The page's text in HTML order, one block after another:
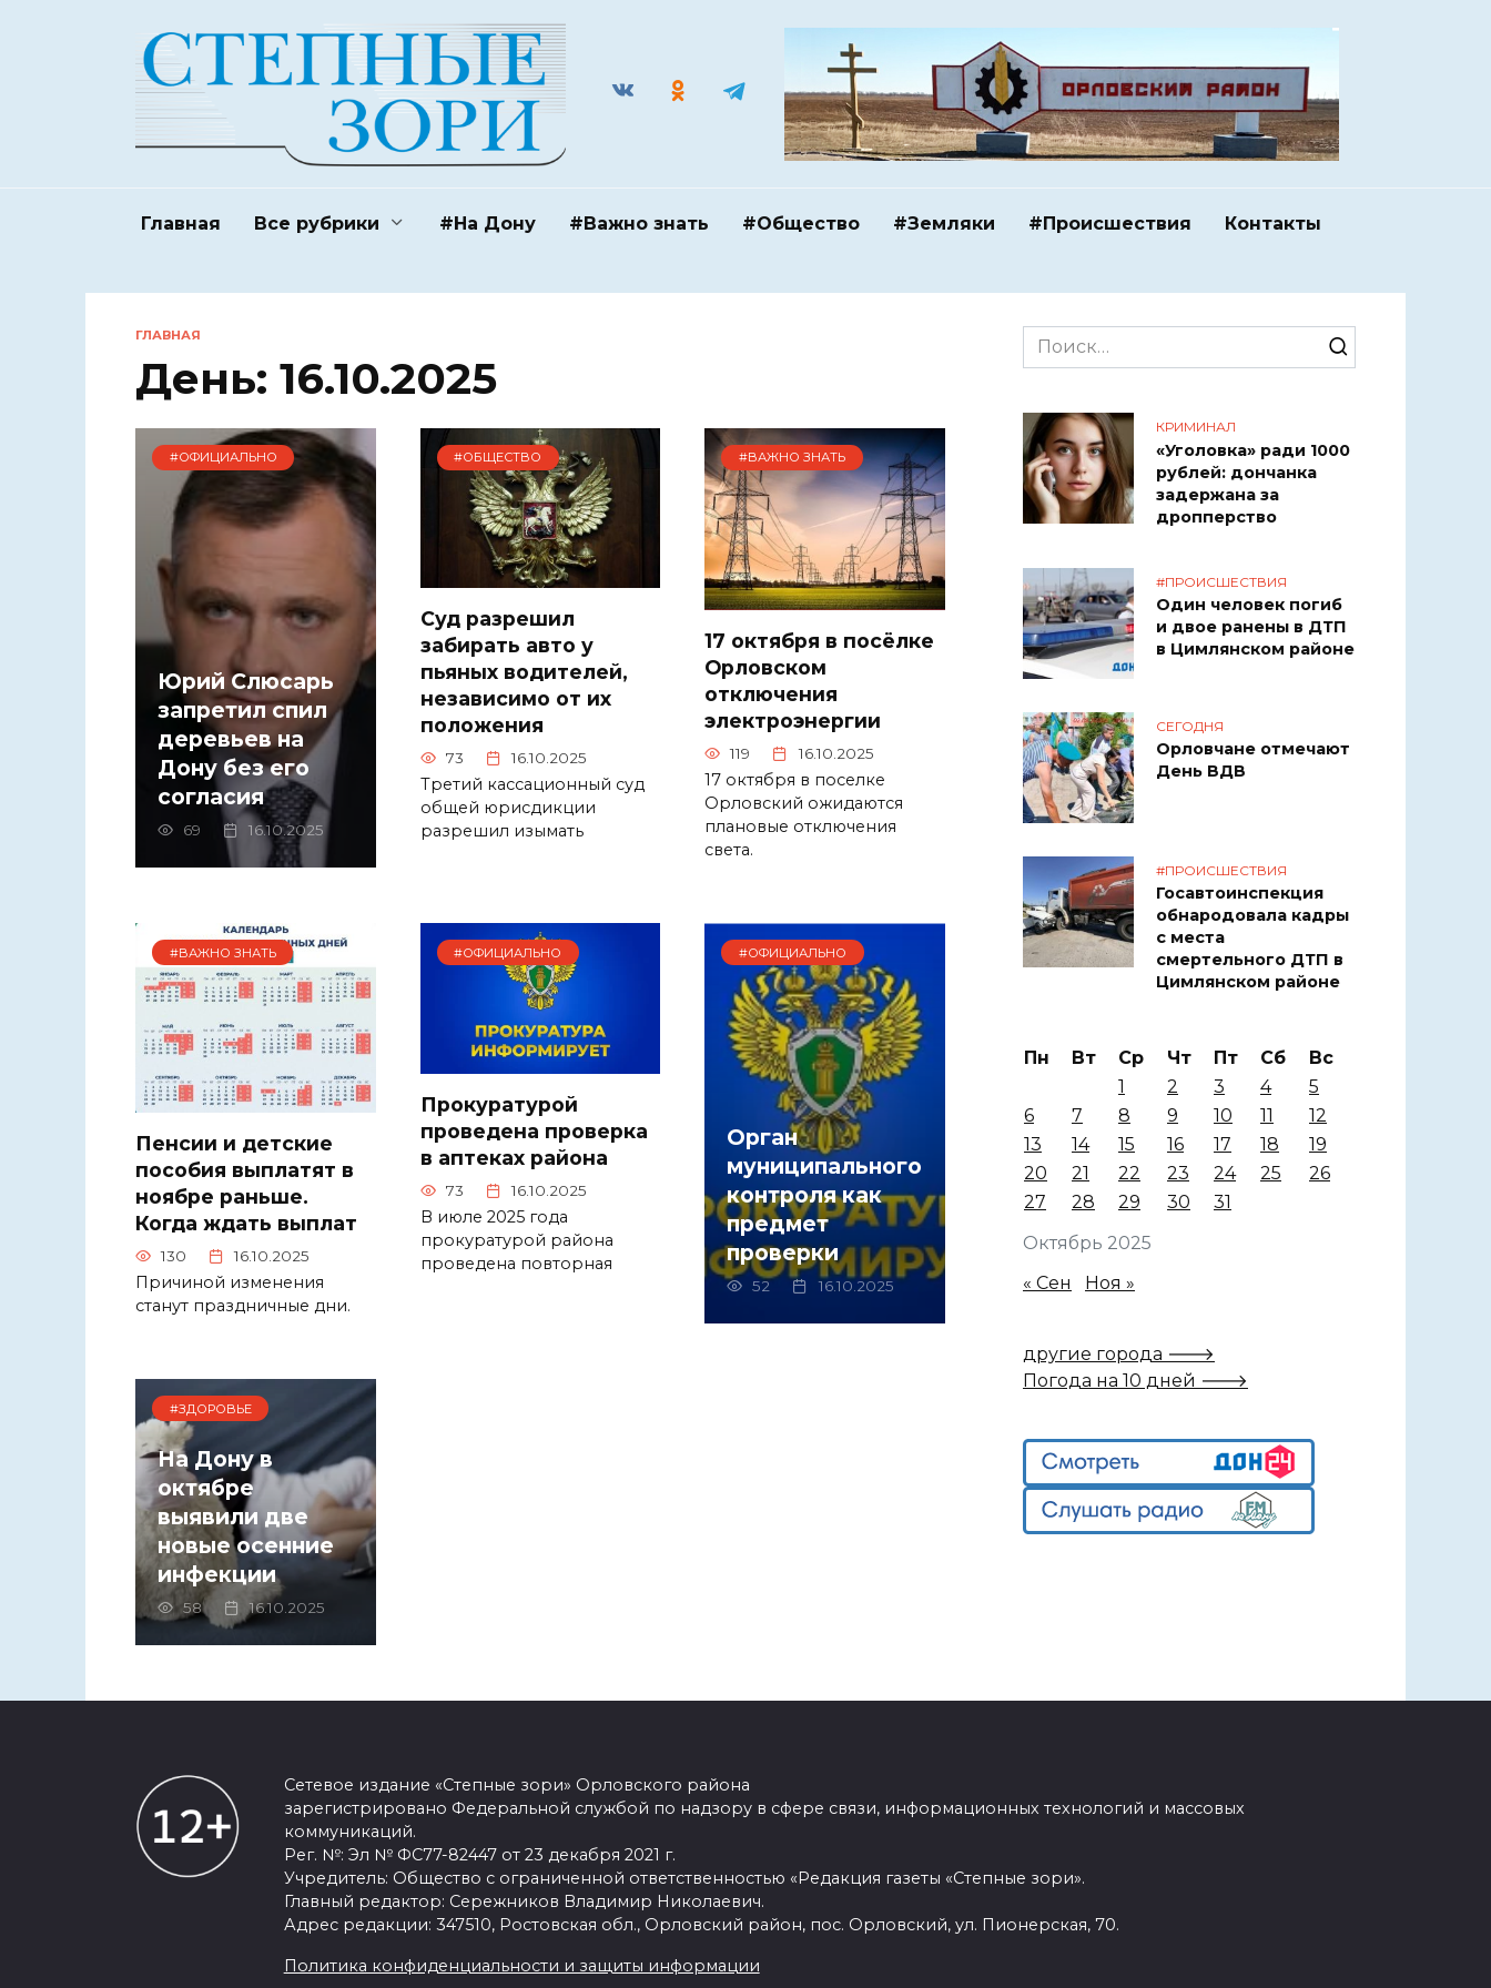
Главная Все рубрики #На Дону #Важно знать #Общество #Земляки #Происшествия Контакты
ГЛАВНАЯ
День: 16.10.2025
#ОФИЦИАЛЬНО
Юрий Слюсарь
запретил спил
деревьев на
Дону без его
согласия
69 16.10.2025
#ОБЩЕСТВО
Суд разрешил
забирать авто у
пьяных водителей,
независимо от их
положения
73 16.10.2025
Третий кассационный суд
общей юрисдикции
разрешил изымать
#ВАЖНО ЗНАТЬ
17 октября в посёлке
Орловском
отключения
электроэнергии
119 16.10.2025
17 октября в поселке
Орловский ожидаются
плановые отключения
света.
#ВАЖНО ЗНАТЬ
Пенсии и детские
пособия выплатят в
ноябре раньше.
Когда ждать выплат
130 16.10.2025
Причиной изменения
станут праздничные дни.
#ОФИЦИАЛЬНО
Прокуратурой
проведена проверка
в аптеках района
73 16.10.2025
В июле 2025 года
прокуратурой района
проведена повторная
#ОФИЦИАЛЬНО
Орган
муниципального
контроля как
предмет
проверки
52 16.10.2025
#ЗДОРОВЬЕ
На Дону в
октябре
выявили две
новые осенние
инфекции
58 16.10.2025
Search
for:
КРИМИНАЛ
«Уголовка» ради 1000
рублей: дончанка
задержана за
дропперство
#ПРОИСШЕСТВИЯ
Один человек погиб
и двое ранены в ДТП
в Цимлянском районе
СЕГОДНЯ
Орловчане отмечают
День ВДВ
#ПРОИСШЕСТВИЯ
Госавтоинспекция
обнародовала кадры
с места
смертельного ДТП в
Цимлянском районе
Октябрь 2025
Пн Вт Ср Чт Пт Сб
Вс
1
2 3 4
5
6
7 8 9 10 11
12
13
14 15 16 17 18
19
20
21 22 23 24 25
26
27
28 29 30 31
« Сен Ноя »
другие города 🡒
Погода на 10 дней 🡒
Сетевое издание «Степные зори» Орловского района
зарегистрировано Федеральной службой по надзору в сфере связи, информационных технологий и массовых
коммуникаций.
Рег. №: Эл № ФС77-82447 от 23 декабря 2021 г.
Учредитель: Общество с ограниченной ответственностью «Редакция газеты «Степные зори».
Главный редактор: Сережников Владимир Николаевич.
Адрес редакции: 347510, Ростовская обл., Орловский район, пос. Орловский, ул. Пионерская, 70.
Политика конфиденциальности и защиты информации